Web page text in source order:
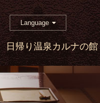
Language
日帰り温泉カルナの館